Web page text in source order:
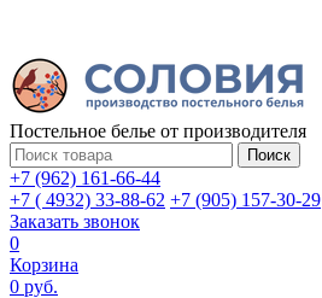
Постельное белье от производителя
Поиск
+7 (962) 161-66-44
+7 ( 4932) 33-88-62 +7 (905) 157-30-29
Заказать звонок
0
Корзина
0 руб.